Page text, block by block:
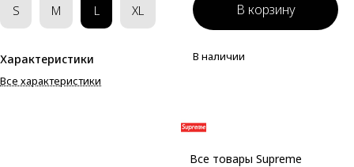
S M L XL
Характеристики
Все характеристики
В корзину
В наличии
Все товары Supreme